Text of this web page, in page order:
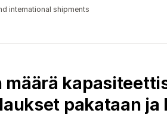
international shipments
pakataan